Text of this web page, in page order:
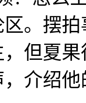
。摆
但夏
介绍